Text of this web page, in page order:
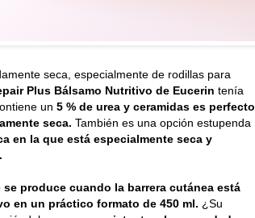
seca, especialmente de rodillas para
Plus Bálsamo Nutritivo de Eucerin tenía
un 5 % de urea y ceramidas es perfecto
seca. También es una opción estupenda
en la que está especialmente seca y
produce cuando la barrera cutánea está
en un práctico formato de 450 ml. ¿Su